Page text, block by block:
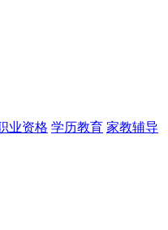
业资格 学历教育 家教辅导